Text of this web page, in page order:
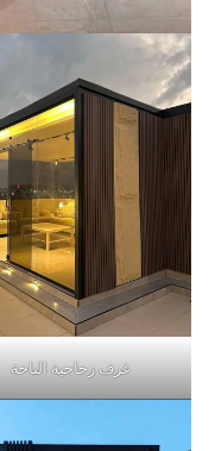
غرف زجاجية الباحة